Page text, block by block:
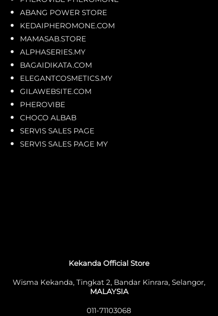
ABANG POWER STORE
KEDAIPHEROMONE.COM
MAMASAB.STORE
ALPHASERIES.MY
BAGAIDIKATA.COM
ELEGANTCOSMETICS.MY
GILAWEBSITE.COM
PHEROVIBE
CHOCO ALBAB
SERVIS SALES PAGE
SERVIS SALES PAGE MY